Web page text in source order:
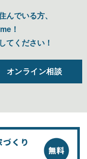
んでいる方、
！
てください！
オンライン相談